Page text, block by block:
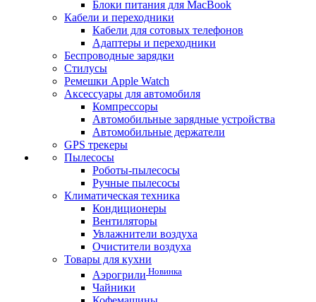
Блоки питания для MacBook
Кабели и переходники
Кабели для сотовых телефонов
Адаптеры и переходники
Беспроводные зарядки
Стилусы
Ремешки Apple Watch
Аксессуары для автомобиля
Компрессоры
Автомобильные зарядные устройства
Автомобильные держатели
GPS трекеры
Пылесосы
Роботы-пылесосы
Ручные пылесосы
Климатическая техника
Кондиционеры
Вентиляторы
Увлажнители воздуха
Очистители воздуха
Товары для кухни
Аэрогрили Новинка
Чайники